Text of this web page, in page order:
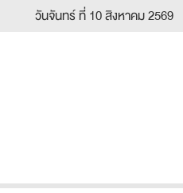
วันจันทร์ ที่ 10 สิงหาคม 2569